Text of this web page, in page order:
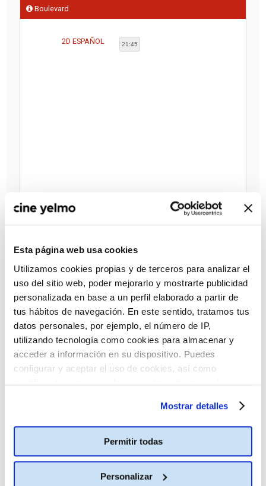
Esta página web usa cookies
Utilizamos cookies propias y de terceros para analizar el
uso del sitio web, poder mejorarlo y mostrarte publicidad
personalizada en base a un perfil elaborado a partir de
tus hábitos de navegación. En este sentido, tratamos tus
datos personales, por ejemplo, el número de IP,
utilizando tecnología como cookies para almacenar y
acceder a información en su dispositivo. Puedes
configurar y aceptar el uso de cookies, así como
modificar tus opciones de consentimiento en cualquier
Mostrar detalles
Permitir todas
Personalizar
Boulevard
2D ESPAÑOL 21:45
En cartelera
Vermáspelículas con
Garantía Cine Yelmo